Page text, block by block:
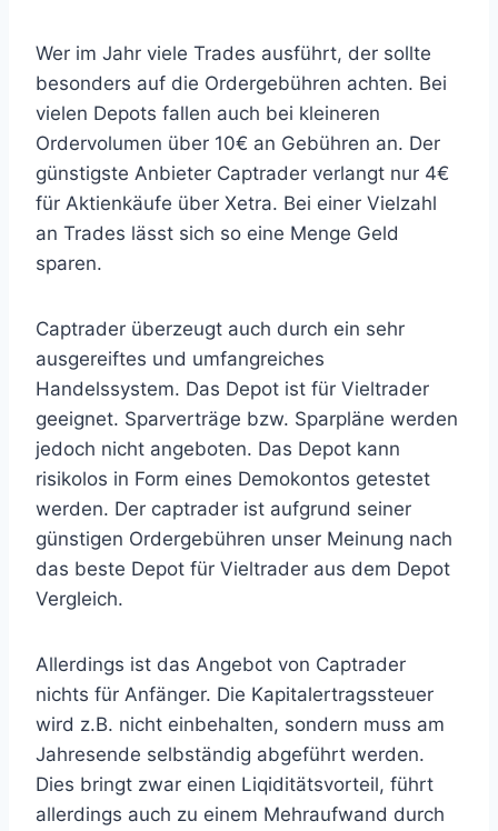
Wer im Jahr viele Trades ausführt, der sollte
besonders auf die Ordergebühren achten. Bei
vielen Depots fallen auch bei kleineren
Ordervolumen über 10€ an Gebühren an. Der
günstigste Anbieter Captrader verlangt nur 4€
für Aktienkäufe über Xetra. Bei einer Vielzahl
an Trades lässt sich so eine Menge Geld
sparen.
Captrader überzeugt auch durch ein sehr
ausgereiftes und umfangreiches
Handelssystem. Das Depot ist für Vieltrader
geeignet. Sparverträge bzw. Sparpläne werden
jedoch nicht angeboten. Das Depot kann
risikolos in Form eines Demokontos getestet
werden. Der captrader ist aufgrund seiner
günstigen Ordergebühren unser Meinung nach
das beste Depot für Vieltrader aus dem Depot
Vergleich.
Allerdings ist das Angebot von Captrader
nichts für Anfänger. Die Kapitalertragssteuer
wird z.B. nicht einbehalten, sondern muss am
Jahresende selbständig abgeführt werden.
Dies bringt zwar einen Liqiditätsvorteil, führt
allerdings auch zu einem Mehraufwand durch